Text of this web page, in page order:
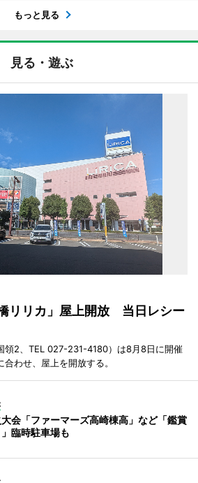
もっと見る
見る・遊ぶ
リリカ」屋上開放 当日レシー
領2、TEL 027-231-4180）は8月8日に開催
わせ、屋上を開放する。
会「ファーマーズ高崎棟高」など「鑑賞
臨時駐車場も